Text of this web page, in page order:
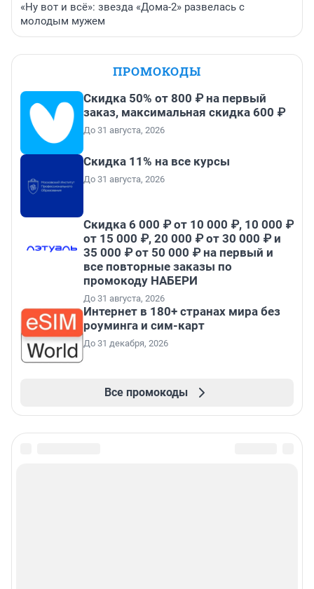
«Ну вот и всё»: звезда «Дома-2» развелась с
молодым мужем
ПРОМОКОДЫ
Скидка 50% от 800 ₽ на первый
заказ, максимальная скидка 600 ₽
До 31 августа, 2026
Скидка 11% на все курсы
До 31 августа, 2026
Скидка 6 000 ₽ от 10 000 ₽, 10 000 ₽
от 15 000 ₽, 20 000 ₽ от 30 000 ₽ и
35 000 ₽ от 50 000 ₽ на первый и
все повторные заказы по
промокоду НАБЕРИ
До 31 августа, 2026
Интернет в 180+ странах мира без
роуминга и сим-карт
До 31 декабря, 2026
Все промокоды